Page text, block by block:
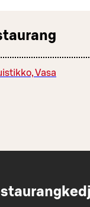
Vasa